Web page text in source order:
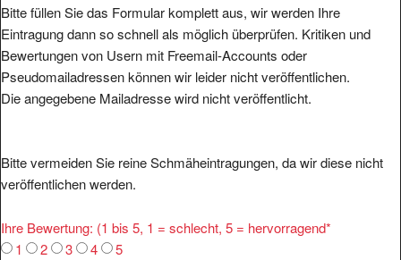
Bitte füllen Sie das Formular komplett aus, wir werden Ihre
Eintragung dann so schnell als möglich überprüfen. Kritiken und
Bewertungen von Usern mit Freemail-Accounts oder
Pseudomailadressen können wir leider nicht veröffentlichen.
Die angegebene Mailadresse wird nicht veröffentlicht.
Bitte vermeiden Sie reine Schmäheintragungen, da wir diese nicht
veröffentlichen werden.
Ihre Bewertung: (1 bis 5, 1 = schlecht, 5 = hervorragend*
1
2 3 4
5